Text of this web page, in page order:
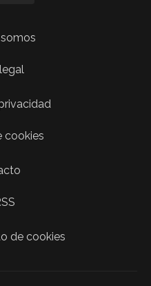
cookies
de cookies